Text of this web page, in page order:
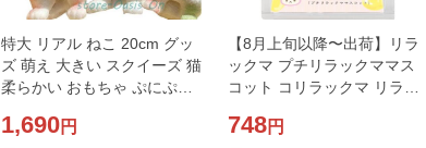
特大 リアル ねこ 20cm グッ
ズ 萌え 大きい スクイーズ 猫
柔らかい おもちゃ ぷにぷに
もちもち インスタ映
1,690円
【8月上旬以降〜出荷】リラ
ックマ プチリラックママス
コット コリラックマ リラッ
はちみつ みつばち フロッキ
748円